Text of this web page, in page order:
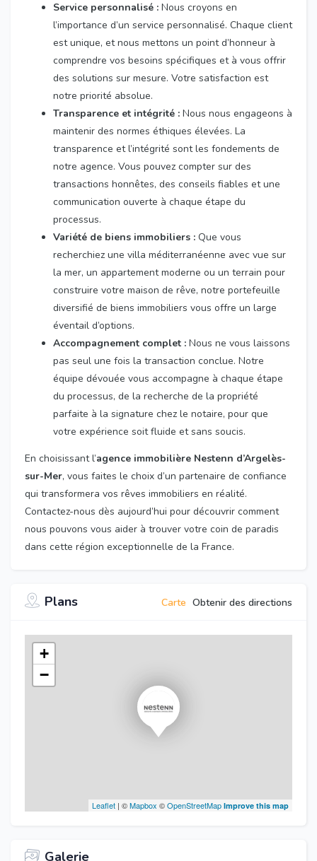
Service personnalisé : Nous croyons en
l’importance d’un service personnalisé. Chaque client
est unique, et nous mettons un point d’honneur à
comprendre vos besoins spécifiques et à vous offrir
des solutions sur mesure. Votre satisfaction est
notre priorité absolue.
Transparence et intégrité : Nous nous engageons à
maintenir des normes éthiques élevées. La
transparence et l’intégrité sont les fondements de
notre agence. Vous pouvez compter sur des
transactions honnêtes, des conseils fiables et une
communication ouverte à chaque étape du
processus.
Variété de biens immobiliers : Que vous
recherchiez une villa méditerranéenne avec vue sur
la mer, un appartement moderne ou un terrain pour
construire votre maison de rêve, notre portefeuille
diversifié de biens immobiliers vous offre un large
éventail d’options.
Accompagnement complet : Nous ne vous laissons
pas seul une fois la transaction conclue. Notre
équipe dévouée vous accompagne à chaque étape
du processus, de la recherche de la propriété
parfaite à la signature chez le notaire, pour que
votre expérience soit fluide et sans soucis.
En choisissant l’agence immobilière Nestenn d’Argelès-
sur-Mer, vous faites le choix d’un partenaire de confiance
qui transformera vos rêves immobiliers en réalité.
Contactez-nous dès aujourd’hui pour découvrir comment
nous pouvons vous aider à trouver votre coin de paradis
dans cette région exceptionnelle de la France.
Plans Carte Obtenir des directions
+
−
Leaflet | ©Mapbox ©OpenStreetMap Improve this map
Galerie